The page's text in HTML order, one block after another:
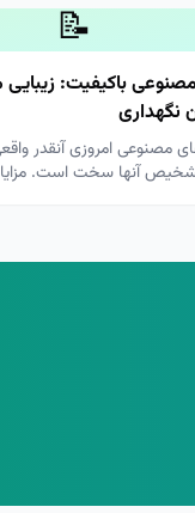
📝
باکیفیت: زیبایی
نگهداری
مصنوعی امروزی آنقدر
آنها سخت است.